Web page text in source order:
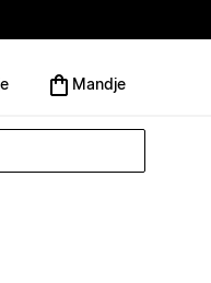
Mandje